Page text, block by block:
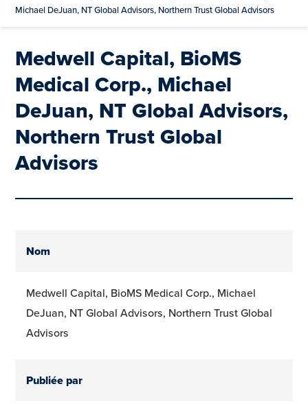
Michael DeJuan, NT Global Advisors, Northern Trust Global Advisors
Medwell Capital, BioMS
Medical Corp., Michael
DeJuan, NT Global Advisors,
Northern Trust Global
Advisors
Nom
Medwell Capital, BioMS Medical Corp., Michael
DeJuan, NT Global Advisors, Northern Trust Global
Advisors
Publiée par